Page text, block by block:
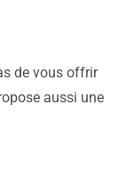
de vous offrir
aussi une